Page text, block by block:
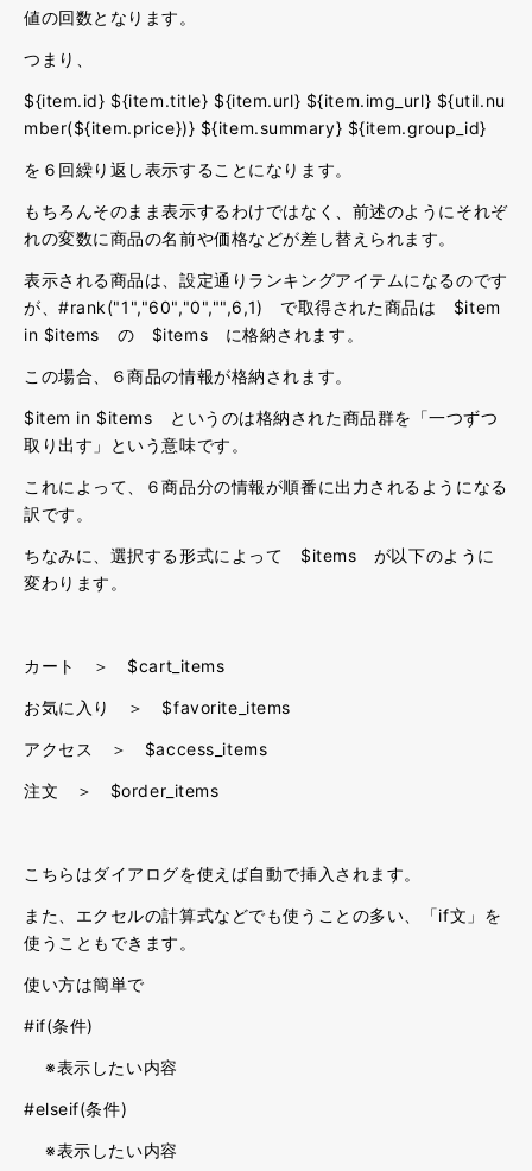
値の回数となります。
つまり、
${item.id} ${item.title} ${item.url} ${item.img_url} ${util.nu
mber(${item.price})} ${item.summary} ${item.group_id}
を６回繰り返し表示することになります。
もちろんそのまま表示するわけではなく、前述のようにそれぞ
れの変数に商品の名前や価格などが差し替えられます。
表示される商品は、設定通りランキングアイテムになるのです
が、#rank("1","60","0","",6,1) で取得された商品は $item
in $items の $items に格納されます。
この場合、６商品の情報が格納されます。
$item in $items というのは格納された商品群を「一つずつ
取り出す」という意味です。
これによって、６商品分の情報が順番に出力されるようになる
訳です。
ちなみに、選択する形式によって $items が以下のように
変わります。
カート ＞ $cart_items
お気に入り ＞ $favorite_items
アクセス ＞ $access_items
注文 ＞ $order_items
こちらはダイアログを使えば自動で挿入されます。
また、エクセルの計算式などでも使うことの多い、「if文」を
使うこともできます。
使い方は簡単で
#if(条件)
※表示したい内容
#elseif(条件)
※表示したい内容